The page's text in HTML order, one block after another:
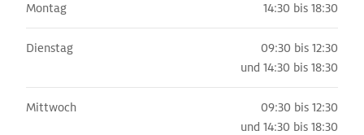
Montag 14:30 bis 18:30
Dienstag
09:30 bis 12:30
und 14:30 bis 18:30
Mittwoch
09:30 bis 12:30
und 14:30 bis 18:30